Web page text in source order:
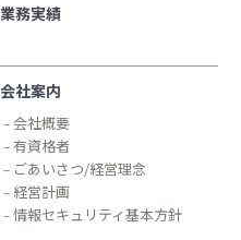
業務実績
会社案内
会社概要
有資格者
ごあいさつ/経営理念
経営計画
情報セキュリティ基本方針